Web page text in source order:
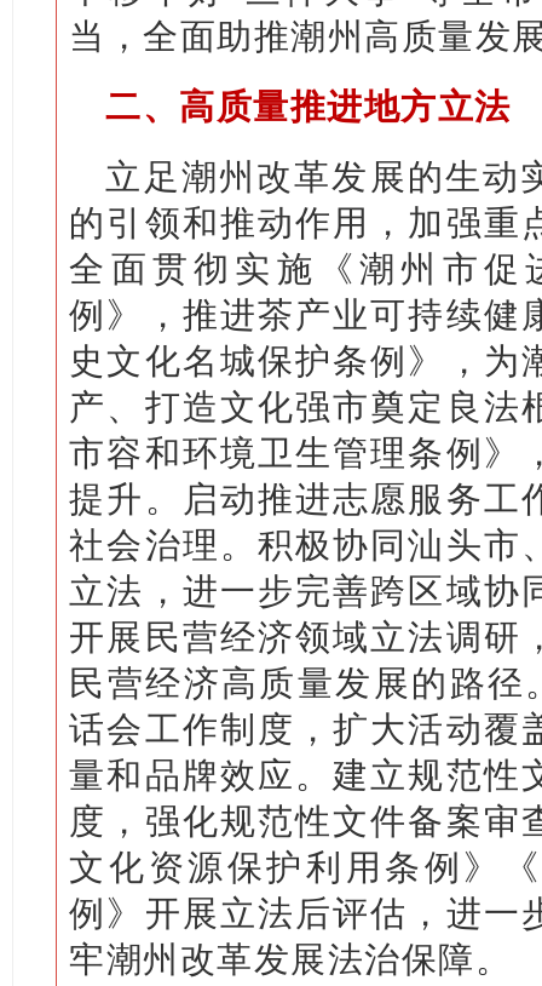
当，全面助推潮州高质量发
二、高质量推进地方立法
立足潮州改革发展的生动
的引领和推动作用，加强重
全面贯彻实施《潮州市促
例》，推进茶产业可持续健
史文化名城保护条例》，为
产、打造文化强市奠定良法
市容和环境卫生管理条例》
提升。启动推进志愿服务工
社会治理。积极协同汕头市
立法，进一步完善跨区域协
开展民营经济领域立法调研
民营经济高质量发展的路径
话会工作制度，扩大活动覆
量和品牌效应。建立规范性
度，强化规范性文件备案审
文化资源保护利用条例》
例》开展立法后评估，进一
牢潮州改革发展法治保障。